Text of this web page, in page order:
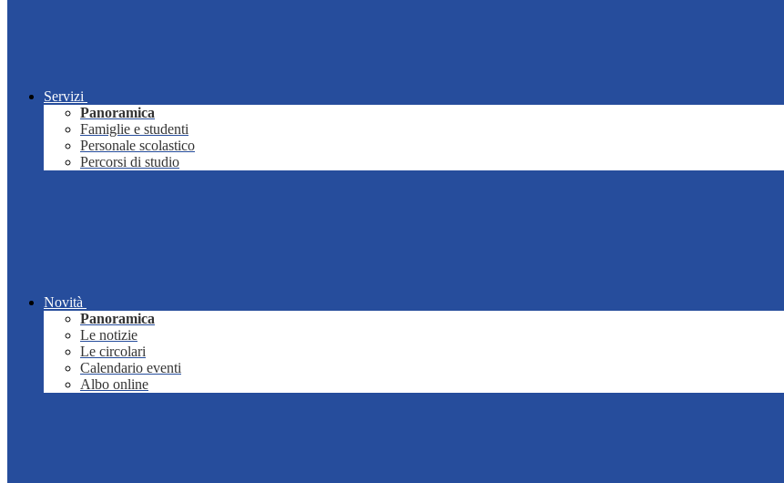
Servizi
Panoramica
Famiglie e studenti
Personale scolastico
Percorsi di studio
Novità
Panoramica
Le notizie
Le circolari
Calendario eventi
Albo online